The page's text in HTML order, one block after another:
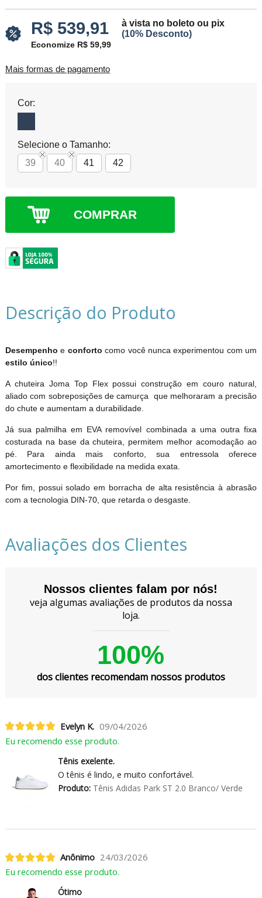
R$ 539,91
à vista no boleto ou pix
(10% Desconto)
Economize R$ 59,99
Mais formas de pagamento
Cor:
Selecione o Tamanho:
39
40 41 42
COMPRAR
Descrição do Produto
Desempenho e confortocomo você nunca experimentou com um
estilo único!!
A chuteira Joma Top Flex possui construção em couro natural,
aliado com sobreposições de camurça que melhoraram a precisão
do chute e aumentam a durabilidade.
Já sua palmilha em EVA removível combinada a uma outra fixa
costurada na base da chuteira, permitem melhor acomodação ao
pé. Para ainda mais conforto, sua entressola oferece
amortecimento e flexibilidade na medida exata.
Por fim, possui solado em borracha de alta resistência à abrasão
com a tecnologia DIN-70, que retarda o desgaste.
Avaliações dos Clientes
Nossos clientes falam por nós!
veja algumas avaliações de produtos da nossa
loja.
100%
dos clientes recomendam nossos produtos
Evelyn K. 09/04/2026
Eu recomendo esse produto.
Tênis exelente.
O tênis é lindo, e muito confortável.
Produto:Tênis Adidas Park ST 2.0 Branco/ Verde
Anônimo 24/03/2026
Eu recomendo esse produto.
Ótimo